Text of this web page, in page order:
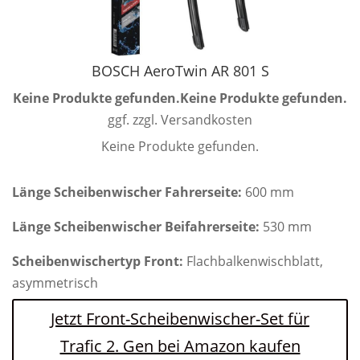
BOSCH AeroTwin AR 801 S
Keine Produkte gefunden.Keine Produkte gefunden.
ggf. zzgl. Versandkosten
Keine Produkte gefunden.
Länge Scheibenwischer Fahrerseite: 600 mm
Länge Scheibenwischer Beifahrerseite: 530 mm
Scheibenwischertyp Front: Flachbalkenwischblatt,
asymmetrisch
Jetzt Front-Scheibenwischer-Set für
Trafic 2. Gen bei Amazon kaufen